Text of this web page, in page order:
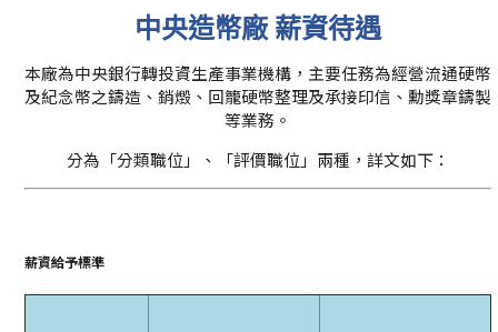
中央造幣廠 薪資待遇
本廠為中央銀行轉投資生產事業機構，主要任務為經營流通硬幣
及紀念幣之鑄造、銷燬、回籠硬幣整理及承接印信、勳獎章鑄製
等業務。
分為「分類職位」、「評價職位」兩種，詳文如下：
薪資給予標準